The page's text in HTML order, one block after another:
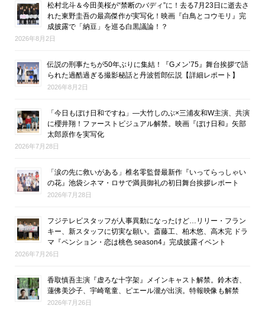
松村北斗＆今田美桜が“禁断のバディ”に！去る7月23日に逝去さ
れた東野圭吾の最高傑作が実写化！映画『白鳥とコウモリ』完
成披露で「納豆」を巡る白黒議論！？
2026年8月2日
伝説の刑事たちが50年ぶりに集結！『Gメン’75』舞台挨拶で語
られた過酷過ぎる撮影秘話と丹波哲郎伝説【詳細レポート】
2026年8月2日
「今日もぼけ日和ですね」―大竹しのぶ×三浦友和W主演、共演
に櫻井翔！ファーストビジュアル解禁。映画『ぼけ日和』矢部
太郎原作を実写化
2026年7月28日
「涙の先に救いがある」椎名零監督最新作『いってらっしゃい
の花』池袋シネマ・ロサで満員御礼の初日舞台挨拶レポート
2026年7月28日
フジテレビスタッフが人事異動になったけど…リリー・フラン
キー、新スタッフに切実な願い。斎藤工、柏木悠、高木完 ドラ
マ『ペンション・恋は桃色 season4』完成披露イベント
2026年7月26日
香取慎吾主演『虚ろな十字架』メインキャスト解禁。鈴木杏、
蓮佛美沙子、宇崎竜童、ピエール瀧が出演。特報映像も解禁
2026年7月26日